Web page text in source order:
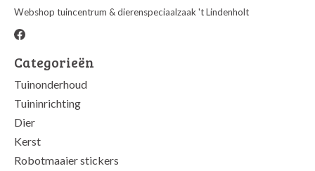
Webshop tuincentrum & dierenspeciaalzaak 't Lindenholt
Categorieën
Tuinonderhoud
Tuininrichting
Dier
Kerst
Robotmaaier stickers